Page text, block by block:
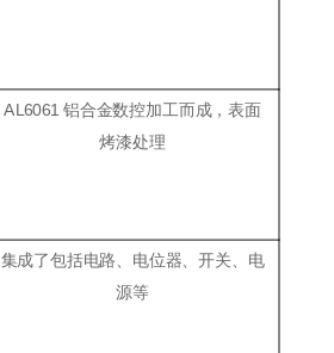
AL6061 铝合金数控加工而成，表面
烤漆处理
集成了包括电路、电位器、开关、电
源等